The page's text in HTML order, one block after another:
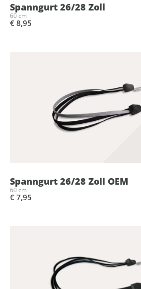
Spanngurt 26/28 Zoll
60 cm
€ 8,95
Spanngurt 26/28 Zoll OEM
60 cm
€ 7,95